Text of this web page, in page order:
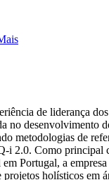
de liderança
no desenvolvimento
metodologias de
i 2.0. Como principal
Portugal, a
projetos holísticos em